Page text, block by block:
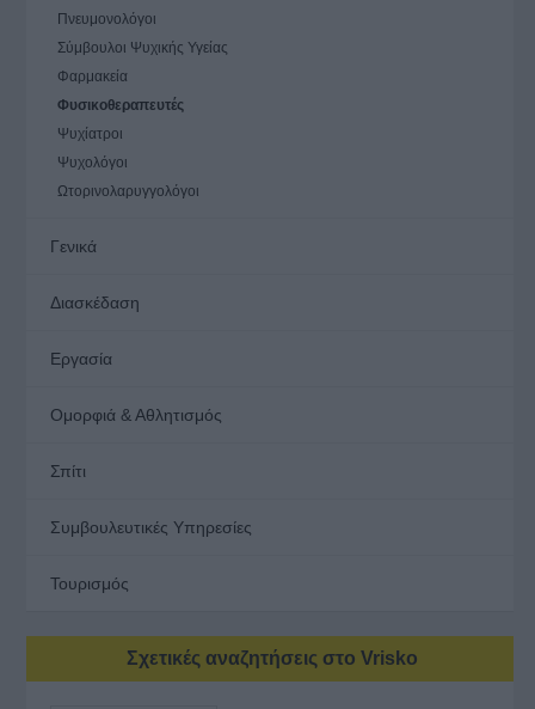
Πνευμονολόγοι
Σύμβουλοι Ψυχικής Υγείας
Φαρμακεία
Φυσικοθεραπευτές
Ψυχίατροι
Ψυχολόγοι
Ωτορινολαρυγγολόγοι
Γενικά
Διασκέδαση
Εργασία
Ομορφιά & Αθλητισμός
Σπίτι
Συμβουλευτικές Υπηρεσίες
Τουρισμός
Σχετικές αναζητήσεις στο Vrisko